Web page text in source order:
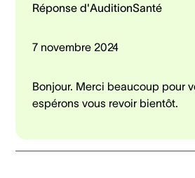
Réponse d'AuditionSanté
7 novembre 2024
Bonjour. Merci beaucoup pour
espérons vous revoir bientôt.